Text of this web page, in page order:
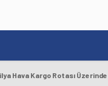
Hava Kargo Rotası